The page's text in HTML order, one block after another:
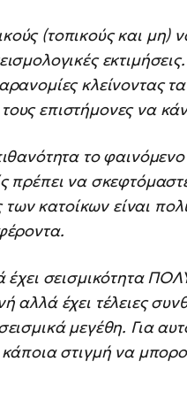
(τοπικούς και μη)
κλείνοντας
επιστήμονες να
το
πρέπει να
των κατοίκων είναι
έχει σεισμικότητα
αλλά έχει τέλειες
μεγέθη. Για
στιγμή να